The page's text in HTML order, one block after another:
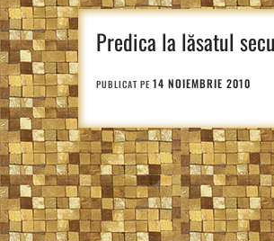
Predica la lăsatul
PUBLICAT PE 14 NOIEMBRIE 2010